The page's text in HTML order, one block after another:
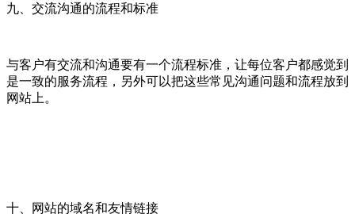
九、交流沟通的流程和标准
与客户有交流和沟通要有一个流程标准，让每位客户都感觉到
是一致的服务流程，另外可以把这些常见沟通问题和流程放到
网站上。
十、网站的域名和友情链接